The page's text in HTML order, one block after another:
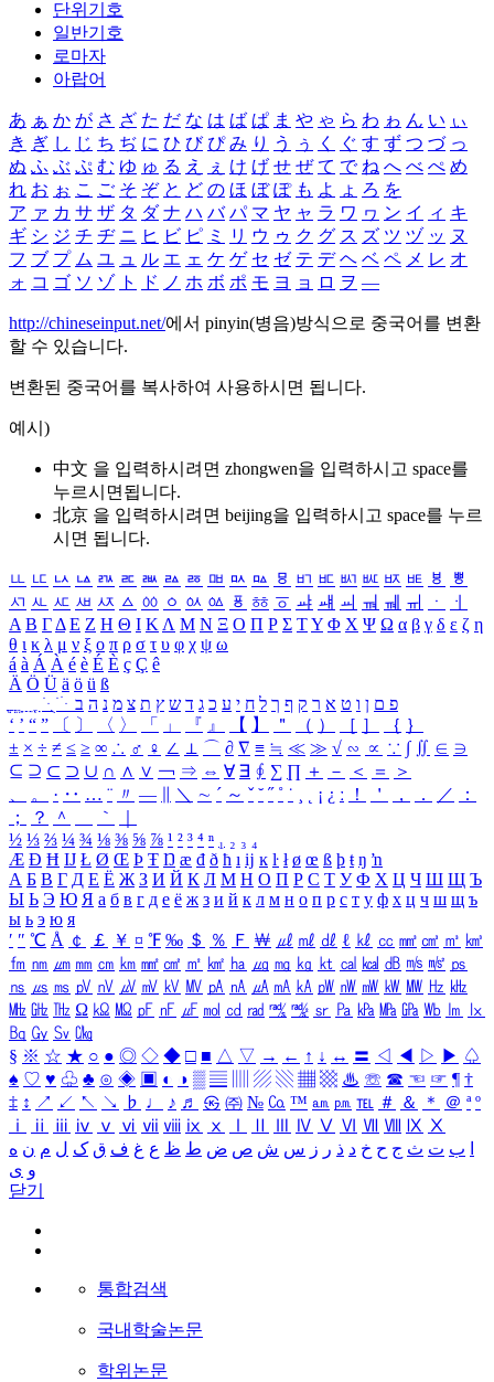
단위기호
일반기호
로마자
아랍어
あ ぁ か が さ ざ た だ な は ば ぱ ま や ゃ ら わ ゎ ん い ぃ
き ぎ し じ ち ぢ に ひ び ぴ み り う ぅ く ぐ す ず つ づ っ
ぬ ふ ぶ ぷ む ゆ ゅ る え ぇ け げ せ ぜ て で ね へ べ ぺ め
れ お ぉ こ ご そ ぞ と ど の ほ ぼ ぽ も よ ょ ろ を
ア ァ カ サ ザ タ ダ ナ ハ バ パ マ ヤ ャ ラ ワ ヮ ン イ ィ キ
ギ シ ジ チ ヂ ニ ヒ ビ ピ ミ リ ウ ゥ ク グ ス ズ ツ ヅ ッ ヌ
フ ブ プ ム ユ ュ ル エ ェ ケ ゲ セ ゼ テ デ ヘ ベ ペ メ レ オ
ォ コ ゴ ソ ゾ ト ド ノ ホ ボ ポ モ ヨ ョ ロ ヲ ―
http://chineseinput.net/에서 pinyin(병음)방식으로 중국어를 변환
할 수 있습니다.
변환된 중국어를 복사하여 사용하시면 됩니다.
예시)
中文 을 입력하시려면 zhongwen을 입력하시고 space를
누르시면됩니다.
北京 을 입력하시려면 beijing을 입력하시고 space를 누르
시면 됩니다.
ㅥ ㅦ ㅧ ㅨ ㅩ ㅪ ㅫ ㅬ ㅭ ㅮ ㅯ ㅰ ㅱ ㅲ ㅳ ㅴ ㅵ ㅶ ㅷ ㅸ
ㅹ
ㅺ ㅻ ㅼ ㅽ ㅾ ㅿ ㆀ ㆁ ㆂ ㆃ ㆄ ㆅ ㆆ ㆇ ㆈ ㆉ ㆊ ㆋ ㆌ ㆍ
ㆎ
Α Β ΓΔ Ε Ζ Η Θ Ι ΚΛ Μ Ν Ξ Ο Π Ρ Σ ΤΥ Φ Χ Ψ Ω α β γ δ ε ζ η
θ ι κ λ μ ν ξ ο π ρ σ τ υ φ χ ψ ω
á à Á À é è É È ç Ç ê
Ä Ö Ü ä ö ü ß
ִֶֹ ֻּ ׁׂ פ ם ן ו ט א ר ק ף ך ל ח י ע כ ג ד ש ץ ת צ מ נ ה ב
‘ ’ “ ” 〔 〕 〈 〉 「 」 『 』 【 】 ＂ （ ） ［ ］ ｛ ｝
± × ÷ ≠ ≤ ≥ ∞ ∴ ♂ ♀ ∠ ⊥ ⌒ ∂ ∇ ≡ ≒ ≪ ≫ √ ∽ ∝ ∵ ∫ ∬ ∈ ∋
⊆ ⊇ ⊂ ⊃ ∪ ∩ ∧ ∨ ￢ ⇒ ⇔ ∀ ∃ ∮ ∑ ∏ ＋ － ＜ ＝
＞
、
。 · ‥ … ¨ 〃 ― ＼ ∼ ´ ～ ˇ ˘ ˝ ˚ ˙ ¸ ¡ ¿ ː ！ ＇ ， ． ／
：
；
？ ＾ ｀
½ ⅓ ⅔ ¼ ¾ ⅛ ⅜ ⅝ ⅞ ¹ ² ³ ⁴ ⁿ ₁ ₂ ₃ ₄
Æ Ð Ħ Ĳ Ł Ø Œ Þ Ŧ Ŋ æ đ ð ħ ı ĳ ĸ ŀ ł ø œ ß þ ŧ ŋ ŉ
А Б В Г Д Е Ё Ж З И Й К Л М Н О П Р С Т У Ф Х Ц Ч Ш Щ Ъ
Ы Ь Э Ю Я а б в г д е ё ж з и й к л м н о п р с т у ф х ц ч ш щ ъ
ы ь э ю я
′ ″ ℃ Å ￠ ￡ ￥ ¤ ℉ ‰ ＄ ％ Ｆ ￦ ㎕ ㎖ ㎗ ℓ ㎘ ㏄ ㎣ ㎤ ㎥ ㎦
㎙ ㎚ ㎛ ㎜ ㎝ ㎞ ㎟ ㎠ ㎡ ㎢ ㏊ ㎍ ㎎ ㎏ ㏏ ㎈ ㎉ ㏈ ㎧ ㎨ ㎰
㎱ ㎲ ㎳ ㎴ ㎵ ㎶ ㎷ ㎸ ㎹ ㎀ ㎁ ㎂ ㎃ ㎄ ㎺ ㎻ ㎽ ㎾ ㎿ ㎐ ㎑
㎒ ㎓ ㎔ Ω ㏀ ㏁ ㎊ ㎋ ㎌ ㏖ ㏅ ㎭ ㎮ ㎯ ㏛ ㎩ ㎪ ㎫ ㎬ ㏝ ㏐
㏓
㏃ ㏉ ㏜ ㏆
§ ※ ☆ ★ ○ ● ◎ ◇ ◆ □ ■ △ ▽ → ← ↑ ↓ ↔ 〓 ◁ ◀ ▷ ▶ ♤
♠ ♡ ♥ ♧ ♣ ⊙ ◈ ▣ ◐ ◑ ▒ ▤ ▨ ▧ ▦ ▩ ♨ ☏ ☎ ☜ ☞ ¶ †
‡ ↕ ↗ ↙ ↖ ↘ ♭ ♩ ♪ ♬ ㉿ ㈜ № ㏇ ™ ㏂ ㏘ ℡ ＃ ＆ ＊ ＠ ª º
ⅰ
ⅱ ⅲ ⅳ ⅴ ⅵ ⅶ ⅷ ⅸ ⅹ Ⅳ Ⅴ Ⅵ Ⅶ Ⅷ Ⅸ Ⅹ
ب ت ث ج ح خ د ذ ر ز س ش ص ض ط ظ ع غ ف ق ک ل م ن ه
و ی
닫기
통합검색
국내학술논문
학위논문